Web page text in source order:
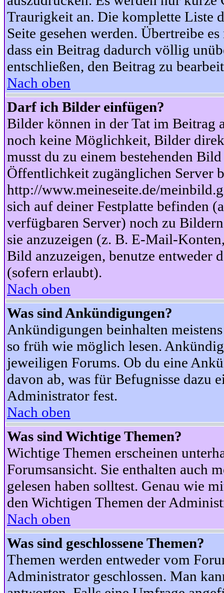
Traurigkeit an. Die komplette Liste
Seite gesehen werden. Übertreibe
dass ein Beitrag dadurch völlig
entschließen, den Beitrag zu
Nach oben
Darf ich Bilder einfügen?
Bilder können in der Tat im Beitrag
noch keine Möglichkeit, Bilder
musst du zu einem bestehenden
Öffentlichkeit zugänglichen Server
http://www.meineseite.de/
sich auf deiner Festplatte befinden
verfügbaren Server) noch zu
sie anzuzeigen (z. B. E-Mail-
Bild anzuzeigen, benutze
(sofern erlaubt).
Nach oben
Was sind Ankündigungen?
Ankündigungen beinhalten
so früh wie möglich lesen.
jeweiligen Forums. Ob du eine
davon ab, was für Befugnisse dazu
Administrator fest.
Nach oben
Was sind Wichtige Themen?
Wichtige Themen erscheinen
Forumsansicht. Sie enthalten auch
gelesen haben solltest. Genau wie
den Wichtigen Themen der
Nach oben
Was sind geschlossene Themen?
Themen werden entweder vom
Administrator geschlossen. Man